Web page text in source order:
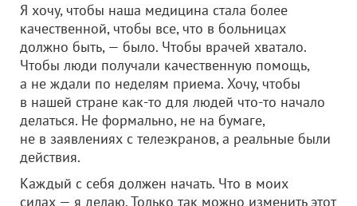
Я хочу, чтобы наша медицина стала более
качественной, чтобы все, что в больницах
должно быть, — было. Чтобы врачей хватало.
Чтобы люди получали качественную помощь,
а не ждали по неделям приема. Хочу, чтобы
в нашей стране как-то для людей что-то начало
делаться. Не формально, не на бумаге,
не в заявлениях с телеэкранов, а реальные были
действия.
Каждый с себя должен начать. Что в моих
силах — я делаю. Только так можно изменить этот